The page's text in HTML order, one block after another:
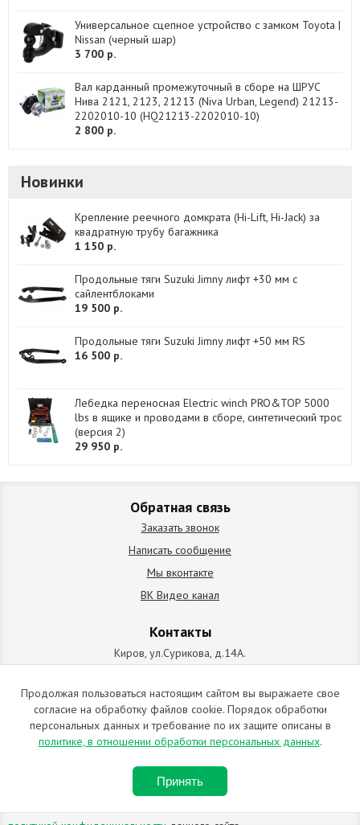
Универсальное сцепное устройство с замком Toyota |
Nissan (черный шар)
3 700 р.
Вал карданный промежуточный в сборе на ШРУС
Нива 2121, 2123, 21213 (Niva Urban, Legend) 21213-
2202010-10 (HQ21213-2202010-10)
2 800 р.
Новинки
Крепление реечного домкрата (Hi-Lift, Hi-Jack) за
квадратную трубу багажника
1 150 р.
Продольные тяги Suzuki Jimny лифт +30 мм с
сайлентблоками
19 500 р.
Продольные тяги Suzuki Jimny лифт +50 мм RS
16 500 р.
Лебедка переносная Electric winch PRO&TOP 5000
lbs в ящике и проводами в сборе, синтетический трос
(версия 2)
29 950 р.
Обратная связь
Заказать звонок
Написать сообщение
Мы вконтакте
ВК Видео канал
Контакты
Киров, ул.Сурикова, д.14А.
схема проезда
+7 (912) 827-92-55
ИП Позолотин Евгений Валерьевич
ИНН 434537218055 / ОГРН ИП 309434505600123 от 25.02.2009
2009-2026 © Все права защищены. Копирование материалов
запрещено. Отправляя любую форму на сайте, вы соглашаетесь с
Продолжая пользоваться настоящим сайтом вы выражаете свое
согласие на обработку файлов cookie. Порядок обработки
персональных данных и требование по их защите описаны в
политике, в отношении обработки персональных данных.
Принять